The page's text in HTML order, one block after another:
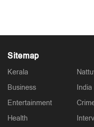
Sitemap
Kerala
Business
Entertainment
Health
India